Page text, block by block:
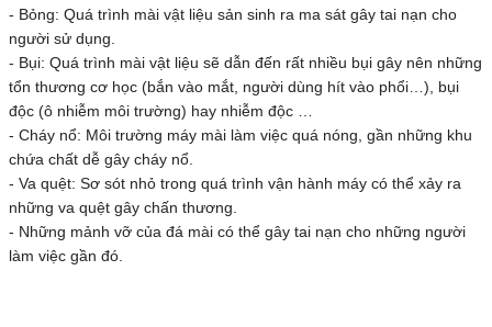
- Bỏng: Quá trình mài vật liệu sản sinh ra ma sát gây tai nạn cho
người sử dụng.
- Bụi: Quá trình mài vật liệu sẽ dẫn đến rất nhiều bụi gây nên những
tổn thương cơ học (bắn vào mắt, người dùng hít vào phổi…), bụi
độc (ô nhiễm môi trường) hay nhiễm độc …
- Cháy nổ: Môi trường máy mài làm việc quá nóng, gần những khu
chứa chất dễ gây cháy nổ.
- Va quệt: Sơ sót nhỏ trong quá trình vận hành máy có thể xảy ra
những va quệt gây chấn thương.
- Những mảnh vỡ của đá mài có thể gây tai nạn cho những người
làm việc gần đó.